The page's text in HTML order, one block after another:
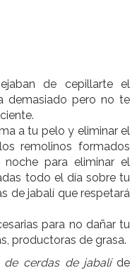
de cepillarte el
demasiado pero no te
a tu pelo y eliminar el
remolinos formados
para eliminar el
todo el día sobre tu
de jabalí que respetará
para no dañar tu
productoras de grasa.
de cerdas de jabalí de